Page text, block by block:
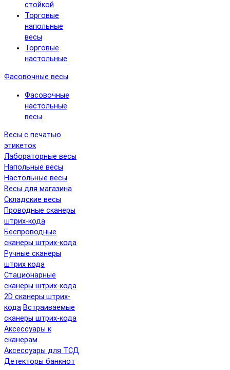
стойкой
Торговые
напольные
весы
Торговые
настольные
Фасовочные весы
Фасовочные
настольные
весы
Весы с печатью
этикеток
Лабораторные весы
Напольные весы
Настольные весы
Весы для магазина
Складские весы
Проводные сканеры
штрих-кода
Беспроводные
сканеры штрих-кода
Ручные сканеры
штрих кода
Cтационарные
сканеры штрих-кода
2D сканеры штрих-
кода Встраиваемые
сканеры штрих-кода
Аксессуары к
сканерам
Аксессуары для ТСД
Детекторы банкнот